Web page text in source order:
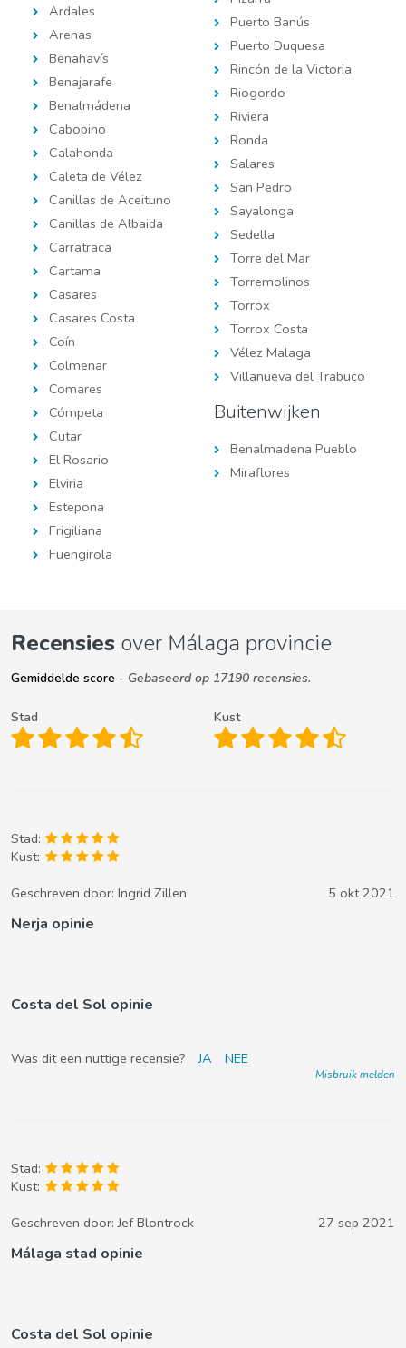
Ardales
Arenas
Benahavís
Benajarafe
Benalmádena
Cabopino
Calahonda
Caleta de Vélez
Canillas de Aceituno
Canillas de Albaida
Carratraca
Cartama
Casares
Casares Costa
Coín
Colmenar
Comares
Cómpeta
Cutar
El Rosario
Elviria
Estepona
Frigiliana
Fuengirola
Puerto Banús
Puerto Duquesa
Rincón de la Victoria
Riogordo
Riviera
Ronda
Salares
San Pedro
Sayalonga
Sedella
Torre del Mar
Torremolinos
Torrox
Torrox Costa
Vélez Malaga
Villanueva del Trabuco
Buitenwijken
Benalmadena Pueblo
Miraflores
Recensies over Málaga provincie
Gemiddelde score - Gebaseerd op 17190 recensies.
Stad Kust
Stad:
Kust:
Geschreven door: Ingrid Zillen 5 okt 2021
Nerja opinie
Costa del Sol opinie
Was dit een nuttige recensie? JA NEE
Misbruik melden
Stad:
Kust:
Geschreven door:Jef Blontrock 27 sep 2021
Málaga stad opinie
Costa del Sol opinie